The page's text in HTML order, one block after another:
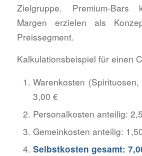
Zielgruppe. Premium-Bars
Margen erzielen als
Preissegment.
Kalkulationsbeispiel für einen
Warenkosten
3,00 €
Personalkosten anteilig:
Gemeinkosten anteilig:
Selbstkosten gesamt: